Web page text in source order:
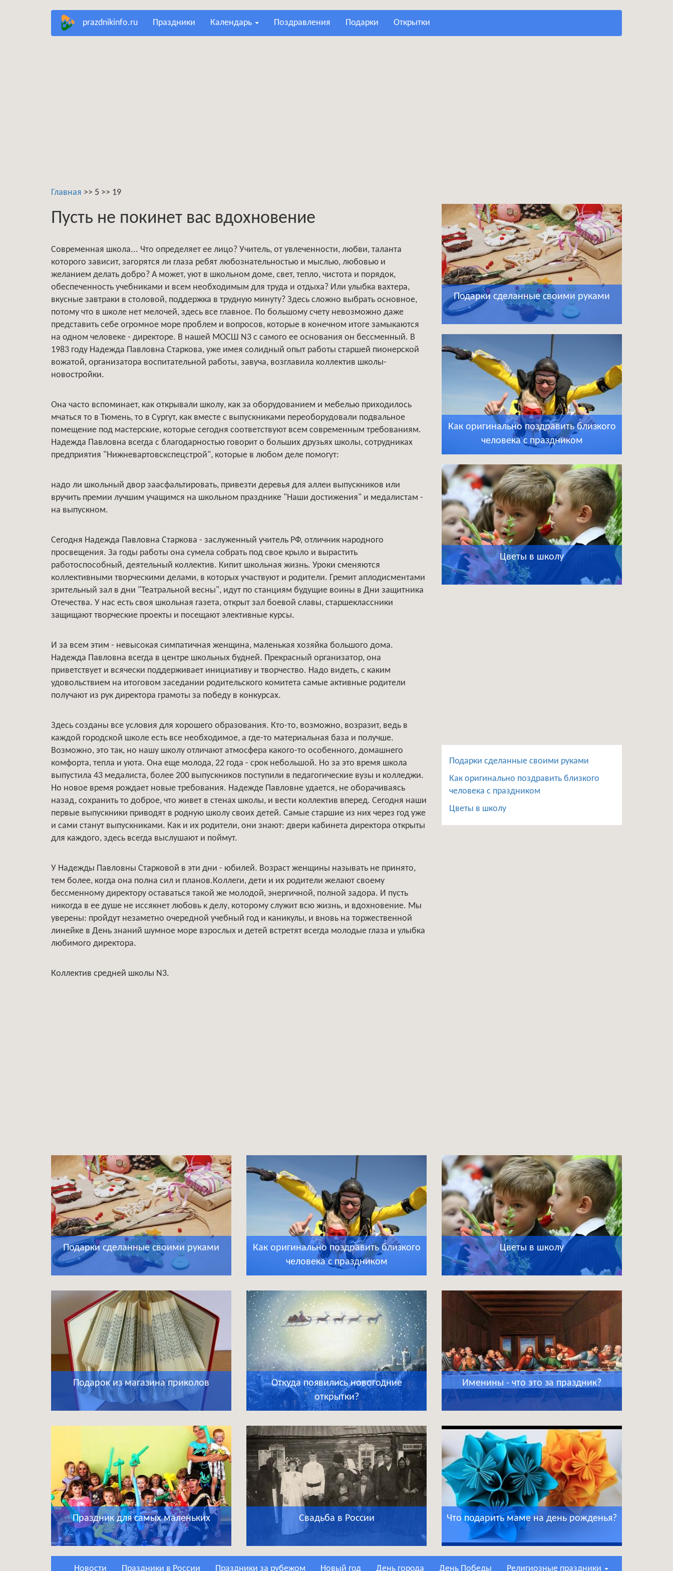
prazdnikinfo.ru праздники календарь поздравления подарки открытки
Главная >> 5 >> 19
Пусть не покинет вас вдохновение
Современная школа... Что определяет ее лицо? Учитель, от увлеченности, любви, таланта
которого зависит, загорятся ли глаза ребят любознательностью и мыслью, любовью и
желанием делать добро? А может, уют в школьном доме, свет, тепло, чистота и порядок,
обеспеченность учебниками и всем необходимым для труда и отдыха? Или улыбка вахтера,
вкусные завтраки в столовой, поддержка в трудную минуту? Здесь сложно выбрать основное,
потому что в школе нет мелочей, здесь все главное. По большому счету невозможно даже
представить себе огромное море проблем и вопросов, которые в конечном итоге замыкаются
на одном человеке - директоре. В нашей МОСШ N3 с самого ее основания он бессменный. В
1983 году Надежда Павловна Старкова, уже имея солидный опыт работы старшей пионерской
вожатой, организатора воспитательной работы, завуча, возглавила коллектив школы-
новостройки.
Она часто вспоминает, как открывали школу, как за оборудованием и мебелью приходилось
мчаться то в Тюмень, то в Сургут, как вместе с выпускниками переоборудовали подвальное
помещение под мастерские, которые сегодня соответствуют всем современным требованиям.
Надежда Павловна всегда с благодарностью говорит о больших друзьях школы, сотрудниках
предприятия "Нижневартовскспецстрой", которые в любом деле помогут:
надо ли школьный двор заасфальтировать, привезти деревья для аллеи выпускников или
вручить премии лучшим учащимся на школьном празднике "Наши достижения" и медалистам -
на выпускном.
Сегодня Надежда Павловна Старкова - заслуженный учитель РФ, отличник народного
просвещения. За годы работы она сумела собрать под свое крыло и вырастить
работоспособный, деятельный коллектив. Кипит школьная жизнь. Уроки сменяются
коллективными творческими делами, в которых участвуют и родители. Гремит аплодисментами
зрительный зал в дни "Театральной весны", идут по станциям будущие воины в Дни защитника
Отечества. У нас есть своя школьная газета, открыт зал боевой славы, старшеклассники
защищают творческие проекты и посещают элективные курсы.
И за всем этим - невысокая симпатичная женщина, маленькая хозяйка большого дома.
Надежда Павловна всегда в центре школьных будней. Прекрасный организатор, она
приветствует и всячески поддерживает инициативу и творчество. Надо видеть, с каким
удовольствием на итоговом заседании родительского комитета самые активные родители
получают из рук директора грамоты за победу в конкурсах.
Здесь созданы все условия для хорошего образования. Кто-то, возможно, возразит, ведь в
каждой городской школе есть все необходимое, а где-то материальная база и получше.
Возможно, это так, но нашу школу отличают атмосфера какого-то особенного, домашнего
комфорта, тепла и уюта. Она еще молода, 22 года - срок небольшой. Но за это время школа
выпустила 43 медалиста, более 200 выпускников поступили в педагогические вузы и колледжи.
Но новое время рождает новые требования. Надежде Павловне удается, не оборачиваясь
назад, сохранить то доброе, что живет в стенах школы, и вести коллектив вперед. Сегодня наши
первые выпускники приводят в родную школу своих детей. Самые старшие из них через год уже
и сами станут выпускниками. Как и их родители, они знают: двери кабинета директора открыты
для каждого, здесь всегда выслушают и поймут.
У Надежды Павловны Старковой в эти дни - юбилей. Возраст женщины называть не принято,
тем более, когда она полна сил и планов.Коллеги, дети и их родители желают своему
бессменному директору оставаться такой же молодой, энергичной, полной задора. И пусть
никогда в ее душе не иссякнет любовь к делу, которому служит всю жизнь, и вдохновение. Мы
уверены: пройдут незаметно очередной учебный год и каникулы, и вновь на торжественной
линейке в День знаний шумное море взрослых и детей встретят всегда молодые глаза и улыбка
любимого директора.
Коллектив средней школы N3.
Подарки сделанные своими руками
Как оригинально поздравить близкого
человека с праздником
Цветы в школу
Подарки сделанные своими руками
Как оригинально поздравить близкого
человека с праздником
Цветы в школу
Подарки сделанные своими руками
Как оригинально поздравить близкого
человека с праздником
Цветы в школу
Подарок из магазина приколов
Откуда появились новогодние
открытки?
Именины - что это за праздник?
Праздник для самых маленьких Свадьба в России Что подарить маме на день рожденья?
Новости Праздники в России Праздники за рубежом Новый год День города День Победы Религиозные праздники